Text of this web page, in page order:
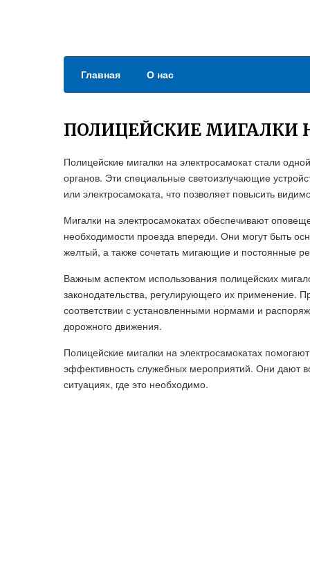
Главная О нас
ПОЛИЦЕЙСКИЕ МИГАЛКИ
Полицейские мигалки на электросамокат стали
органов. Эти специальные светоизлучающие
или электросамоката, что позволяет повысить
Мигалки на электросамокатах обеспечивают
необходимости проезда впереди. Они могут быть
желтый, а также сочетать мигающие и постоянные
Важным аспектом использования полицейских
законодательства, регулирующего их применение.
соответствии с установленными нормами и
дорожного движения.
Полицейские мигалки на электросамокатах
эффективность служебных мероприятий. Они дают
ситуациях, где это необходимо.